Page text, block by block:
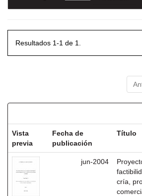
Resultados 1-1 de 1.
Vista
previa
Fecha de
publicación
Título
jun-2004
cría,